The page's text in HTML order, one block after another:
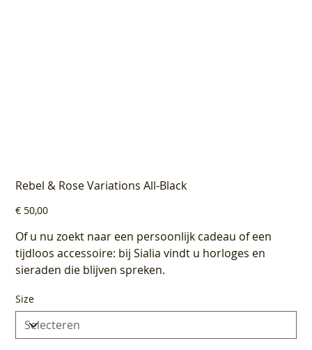
Rebel & Rose Variations All-Black
Prijs
€ 50,00
Of u nu zoekt naar een persoonlijk cadeau of een
tijdloos accessoire: bij Sialia vindt u horloges en
sieraden die blijven spreken.
Size